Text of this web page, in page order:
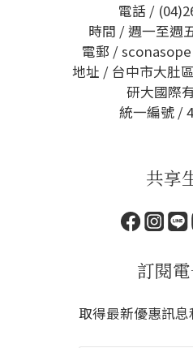
電話 /
時間 / 週一至週
電郵 /
地址 / 台中市大肚
研大國際
統一編號 /
共享
訂閱
取得最新優惠訊